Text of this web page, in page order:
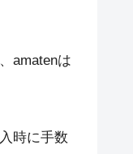
amatenは
時に手数